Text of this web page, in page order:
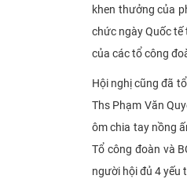
khen thưởng của
chức ngày Quốc
của các tổ công
Hội nghị cũng đã
Ths Phạm Văn
ôm chia tay nồng
Tổ công đoàn và
người hội đủ 4 yếu